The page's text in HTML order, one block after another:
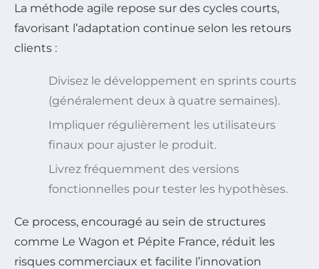
La méthode agile repose sur des cycles courts,
favorisant l’adaptation continue selon les retours
clients :
Divisez le développement en sprints courts
(généralement deux à quatre semaines).
Impliquer régulièrement les utilisateurs
finaux pour ajuster le produit.
Livrez fréquemment des versions
fonctionnelles pour tester les hypothèses.
Ce process, encouragé au sein de structures
comme Le Wagon et Pépite France, réduit les
risques commerciaux et facilite l’innovation